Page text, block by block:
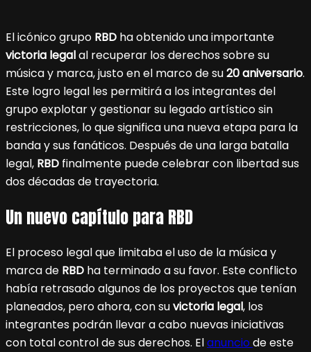
El icónico grupo RBD ha obtenido una importante
victoria legalal recuperar los derechos sobre su
música y marca, justo en el marco de su20 aniversario.
Este logro legal les permitirá a los integrantes del
grupo explotar y gestionar su legado artístico sin
restricciones, lo que significa una nueva etapa para la
banda y sus fanáticos. Después de una larga batalla
legal, RBD finalmente puede celebrar con libertad sus
dos décadas de trayectoria.
Un nuevo capítulo para RBD
El proceso legal que limitaba el uso de la música y
marca de RBD ha terminado a su favor. Este conflicto
había retrasado algunos de los proyectos que tenían
planeados, pero ahora, con suvictoria legal, los
integrantes podrán llevar a cabo nuevas iniciativas
con total control de sus derechos. Elanuncio de este